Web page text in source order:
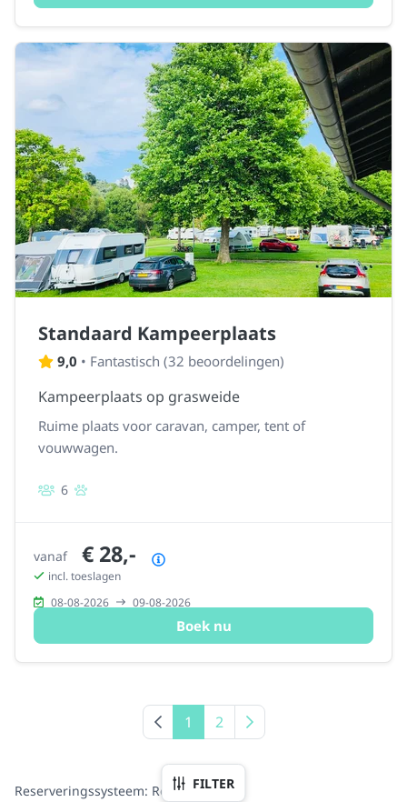
Standaard Kampeerplaats
9,0 • Fantastisch (32 beoordelingen)
Kampeerplaats op grasweide
Ruime plaats voor caravan, camper, tent of
vouwwagen.
6
vanaf € 28,-
incl. toeslagen
08-08-2026
09-08-2026
Boek nu
Vorige pagina
1 2 Volgende pagina
FILTER
Reserveringssysteem: Recranet